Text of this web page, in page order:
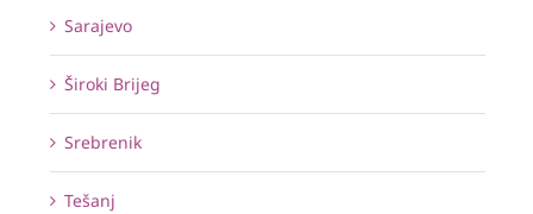
Sarajevo
Široki Brijeg
Srebrenik
Tešanj